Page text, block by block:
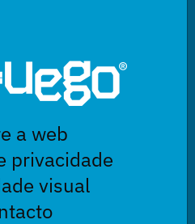
a web
privacidade
visual